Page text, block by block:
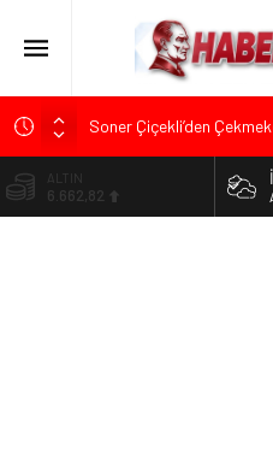
Soner Çiçekli’den
Edremit’te Kaymakam
ALTIN
6.662,82